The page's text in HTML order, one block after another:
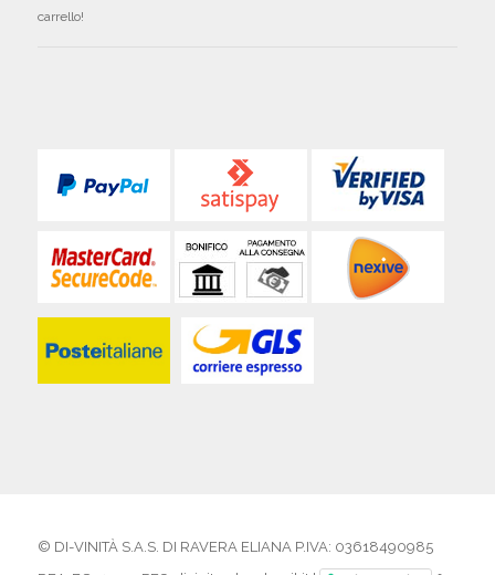
carrello!
© DI-VINITÀ S.A.S. DI RAVERA ELIANA P.IVA: 03618490985